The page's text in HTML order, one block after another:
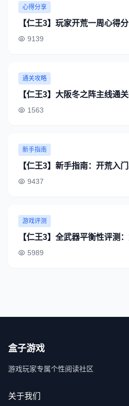
心得分享
【仁王3】玩家开荒一周心得
9139
通关攻略
【仁王3】大阪冬之阵主线通
1563
新手指南
【仁王3】新手指南：开荒入
9437
游戏评测
【仁王3】全武器平衡性评测
5989
盒子游戏
游戏玩家专属个性阅读社区
关于我们